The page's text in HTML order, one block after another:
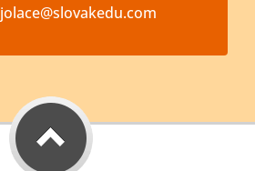
jolace@slovakedu.com